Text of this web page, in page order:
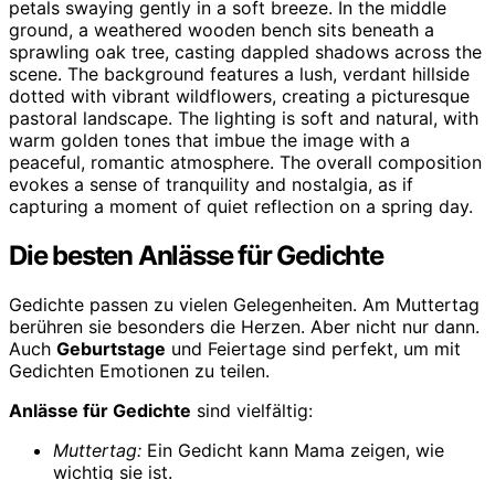
Die besten Anlässe für Gedichte
Gedichte passen zu vielen Gelegenheiten. Am Muttertag
berühren sie besonders die Herzen. Aber nicht nur dann.
Auch Geburtstage und Feiertage sind perfekt, um mit
Gedichten Emotionen zu teilen.
Anlässe für Gedichte sind vielfältig:
Muttertag: Ein Gedicht kann Mama zeigen, wie
wichtig sie ist.